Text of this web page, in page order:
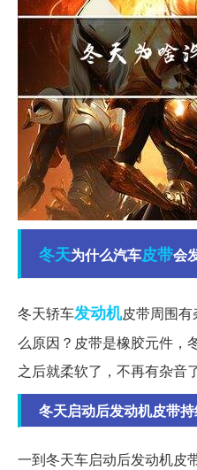
冬天为什么汽车皮带会
冬天轿车发动机皮带周围
么原因？皮带是橡胶元件，
之后就柔软了，不再有杂音了
冬天启动后发动机皮带
一到冬天车启动后发动机皮